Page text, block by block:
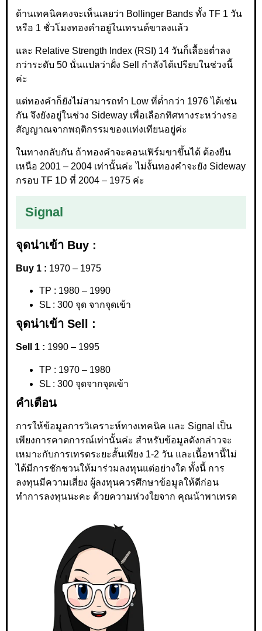
ด้านเทคนิคคงจะเห็นเลยว่า Bollinger Bands ทั้ง TF 1 วัน
หรือ 1 ชั่วโมงทองคำอยู่ในเทรนด์ขาลงแล้ว
และ Relative Strength Index (RSI) 14 วันก็เลื้อยต่ำลง
กว่าระดับ 50 นั่นแปลว่าฝั่ง Sell กำลังได้เปรียบในช่วงนี้
ค่ะ
แต่ทองคำก็ยังไม่สามารถทำ Low ที่ต่ำกว่า 1976 ได้เช่น
กัน จึงยังอยู่ในช่วง Sideway เพื่อเลือกทิศทางระหว่างรอ
สัญญาณจากพฤติกรรมของแท่งเทียนอยู่ค่ะ
ในทางกลับกัน ถ้าทองคำจะคอนเฟิร์มขาขึ้นได้ ต้องยืน
เหนือ 2001 – 2004 เท่านั้นค่ะ ไม่งั้นทองคำจะยัง Sideway
กรอบ TF 1D ที่ 2004 – 1975 ค่ะ
Signal
จุดน่าเข้า Buy :
Buy 1 : 1970 – 1975
TP : 1980 – 1990
SL : 300 จุด จากจุดเข้า
จุดน่าเข้า Sell :
Sell 1 : 1990 – 1995
TP : 1970 – 1980
SL : 300 จุดจากจุดเข้า
คำเตือน
การให้ข้อมูลการวิเคราะห์ทางเทคนิค และ Signal เป็น
เพียงการคาดการณ์เท่านั้นค่ะ สำหรับข้อมูลดังกล่าวจะ
เหมาะกับการเทรดระยะสั้นเพียง 1-2 วัน และเนื้อหานี้ไม่
ได้มีการชักชวนให้มาร่วมลงทุนแต่อย่างใด ทั้งนี้ การ
ลงทุนมีความเสี่ยง ผู้ลงทุนควรศึกษาข้อมูลให้ดีก่อน
ทำการลงทุนนะคะ ด้วยความห่วงใยจาก คุณน้าพาเทรด